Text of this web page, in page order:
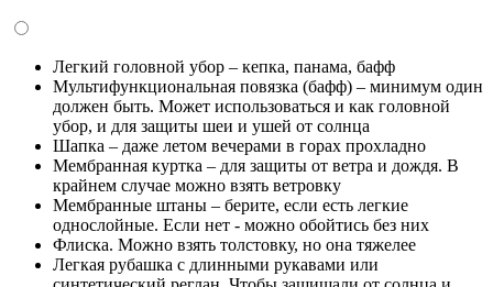
Легкий головной убор – кепка, панама, бафф
Мультифункциональная повязка (бафф) – минимум один
должен быть. Может использоваться и как головной
убор, и для защиты шеи и ушей от солнца
Шапка – даже летом вечерами в горах прохладно
Мембранная куртка – для защиты от ветра и дождя. В
крайнем случае можно взять ветровку
Мембранные штаны – берите, если есть легкие
однослойные. Если нет - можно обойтись без них
Флиска. Можно взять толстовку, но она тяжелее
Легкая рубашка с длинными рукавами или